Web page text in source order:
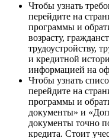
Чтобы узнать
перейдите на
программы и
возрасту,
трудоустройству,
и кредитной
информацией на
Чтобы узнать
перейдите на
программы и
документы» и
документы точно
кредита. Стоит